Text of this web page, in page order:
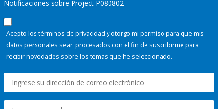
Notificaciones sobre Project P080802
Acepto los términos de privacidad y otorgo mi permiso para que mis
datos personales sean procesados con el fin de suscribirme para
recibir novedades sobre los temas que he seleccionado.